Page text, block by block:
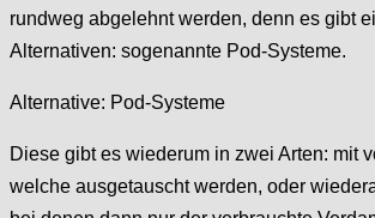
rundweg abgelehnt werden, denn es gibt
Alternativen: sogenannte Pod-Systeme.
Alternative: Pod-Systeme
Diese gibt es wiederum in zwei Arten: mit
welche ausgetauscht werden, oder